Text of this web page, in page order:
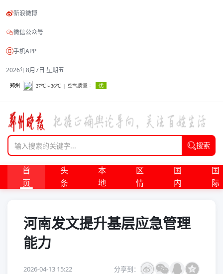
新浪微博
微信公众号
手机APP
2026年8月7日 星期五
搜索
首
页
头
条
本
地
区
情
国
内
国
际
河南发文提升基层应急管理
能力
2026-04-13 15:22 分享到：